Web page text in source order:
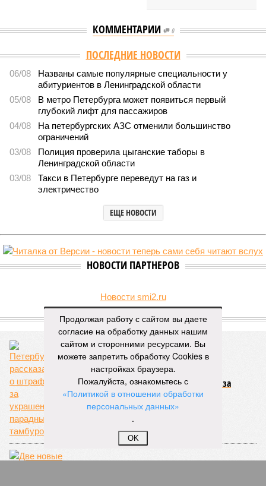
КОММЕНТАРИИ 0
ПОСЛЕДНИЕ НОВОСТИ
06/08
Названы самые популярные специальности у
абитуриентов в Ленинградской области
05/08
В метро Петербурга может появиться первый
глубокий лифт для пассажиров
04/08
На петербургских АЗС отменили большинство
ограничений
03/08
Полиция проверила цыганские таборы в
Ленинградской области
03/08
Такси в Петербурге переведут на газ и
электричество
ЕЩЕ НОВОСТИ
НОВОСТИ ПАРТНЕРОВ
Новости smi2.ru
ЕЩЕ ИЗ РАЗДЕЛА «ВЛАСТЬ»
Петербуржцам рассказали о штрафах за
украшение парадных и тамбуров
Продолжая работу с сайтом вы даете
согласие на обработку данных нашим
сайтом и сторонними ресурсами. Вы
можете запретить обработку Cookies в
настройках браузера.
Пожалуйста, ознакомьтесь с
«Политикой в отношении обработки
персональных данных»
.
OK